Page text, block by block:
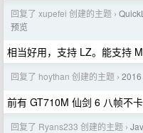
回复了 xupefei 创建的主题 ›
预览
相当好用，支持 LZ。能支持
回复了 hoythan 创建的主题 › 2016
前有 GT710M 仙剑 6 八帧不
回复了 Ryans233 创建的主题 ›